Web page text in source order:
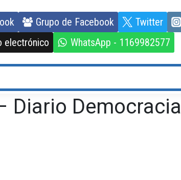
Grupo de Facebook Twitter
electrónico
WhatsApp - 1169982577
Diario Democracia